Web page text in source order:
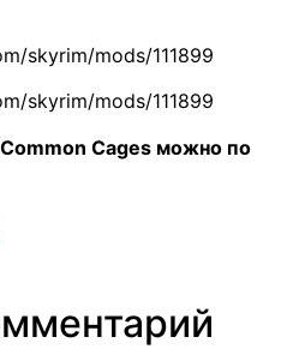
skyrim/mods/111899
skyrim/mods/111899
Cages можно по